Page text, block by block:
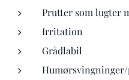
Prutter som lugter
Irritation
Grådlabil